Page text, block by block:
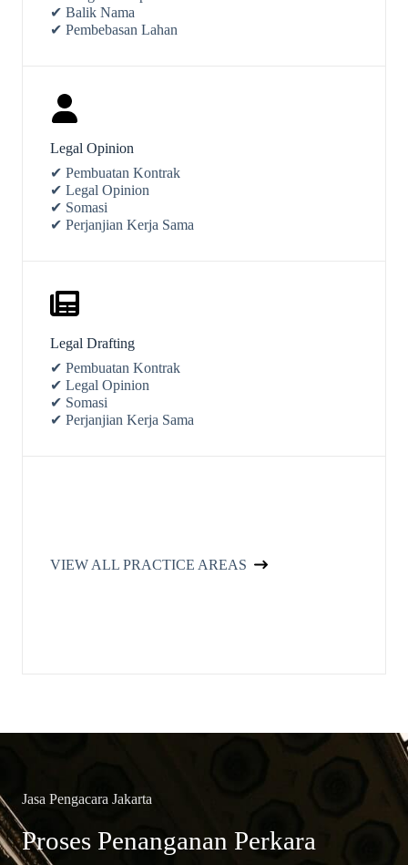
✔ Balik Nama
✔ Pembebasan Lahan
Legal Opinion
✔ Pembuatan Kontrak
✔ Legal Opinion
✔ Somasi
✔ Perjanjian Kerja Sama
Legal Drafting
✔ Pembuatan Kontrak
✔ Legal Opinion
✔ Somasi
✔ Perjanjian Kerja Sama
VIEW ALL PRACTICE AREAS
Jasa Pengacara Jakarta
Proses Penanganan Perkara